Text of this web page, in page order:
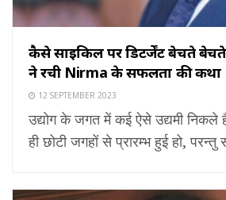
कैसे साइकिल पर डिटर्जेंट बेचते
ने रची Nirma के सफलता की कथा
12 SEPTEMBER 2023
उद्योग के जगत में कई ऐसे उद्यमी निकले
ही छोटी जगहों से प्रारम्भ हुई हो,